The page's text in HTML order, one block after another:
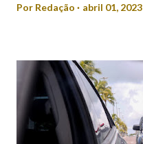
Por Redação abril 01, 2023